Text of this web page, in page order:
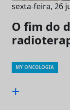
sexta-feira, 26
O fim do
MY ONCOLOGIA
+